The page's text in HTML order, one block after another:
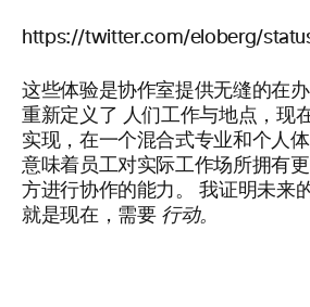
https://twitter.com/eloberg/
这些体验是协作室提供无缝的在
重新定义了 人们工作与地点，现
实现，在一个混合式专业和个人
意味着员工对实际工作场所拥有
方进行协作的能力。 我证明未来
就是现在，需要 行动。